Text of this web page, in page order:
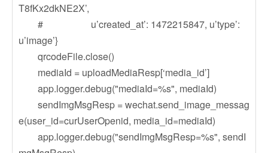
T8fKx2dkNE2X’,
# u’created_at’: 1472215847, u’type’:
u’image’}
qrcodeFile.close()
mediaId = uploadMediaResp[‘media_id’]
app.logger.debug("mediaId=%s", mediaId)
sendImgMsgResp = wechat.send_image_messag
e(user_id=curUserOpenid, media_id=mediaId)
app.logger.debug("sendImgMsgResp=%s", sendI